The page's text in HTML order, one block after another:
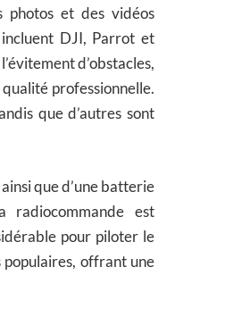
photos et des vidéos
incluent DJI, Parrot et
d’obstacles,
professionnelle.
que d’autres sont
que d’une batterie
radiocommande est
pour piloter le
populaires, offrant une